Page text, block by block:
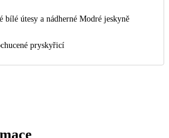
bílé útesy a nádherné Modré jeskyně
pryskyřicí